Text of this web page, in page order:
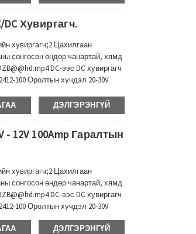
Хувиргагч.
хувиргагч;2.Цахилгаан
сонгосон өндөр чанартай, хямд
DC-ээс DC хувиргагч
100 Оролтын хүчдэл 20-30V
ДЭЛГЭРЭНГҮЙ
- 12V 100Amp Гаралтын
хувиргагч;2.Цахилгаан
сонгосон өндөр чанартай, хямд
DC-ээс DC хувиргагч
100 Оролтын хүчдэл 20-30V
ДЭЛГЭРЭНГҮЙ